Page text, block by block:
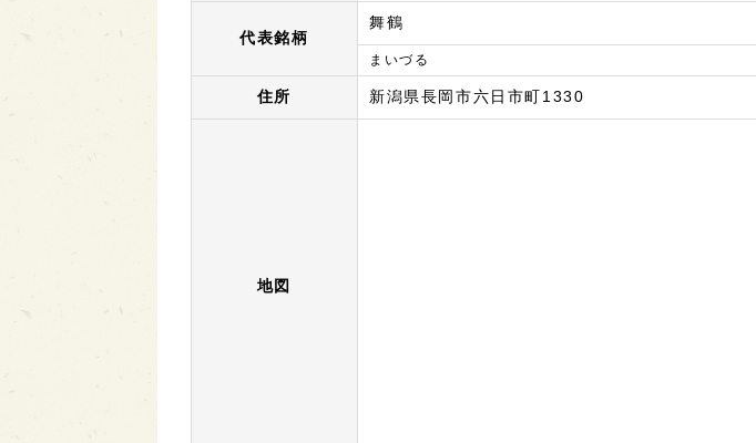
代表銘柄
舞鶴
まいづる
住所 新潟県長岡市六日市町1330
地図